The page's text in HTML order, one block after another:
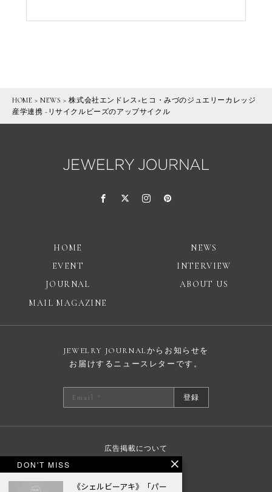
HOME >NEWS >株式会社エンドレス×ヒコ・みづのジュエリーカレッジ
産学連携 -リサイクルビーズのアップサイクル
HOME
NEWS
EVENT
INTERVIEW
JOURNAL
ABOUT US
MAIL MAGAZINE
JEWELRY JOURNALからお知らせを
お届けするニュースレターです。
登録
広告掲載について
プライバシーポリシー
© JEWELRY JOURNAL
DON'T MISS
《シェルビーアキ》「パー